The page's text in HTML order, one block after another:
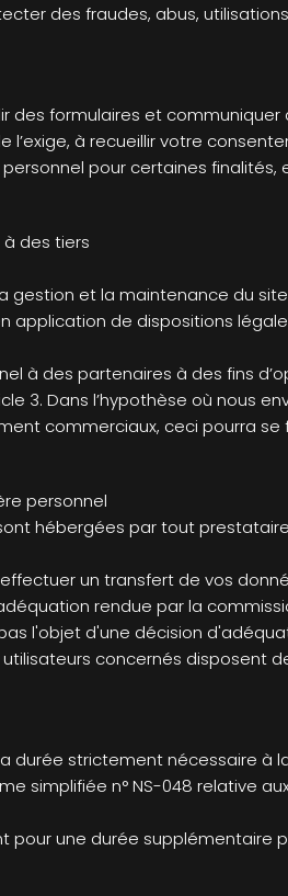
des fraudes, abus,
formulaires et
à recueillir votre
pour certaines
des tiers
gestion et la maintenance du
de dispositions
à des partenaires à des fins
3. Dans l’hypothèse où nous
commerciaux, ceci pourra
personnel
hébergées par tout
un transfert de vos
rendue par la
l'objet d'une décision
concernés disposent
durée strictement nécessaire à
simplifiée n° NS-048
pour une durée